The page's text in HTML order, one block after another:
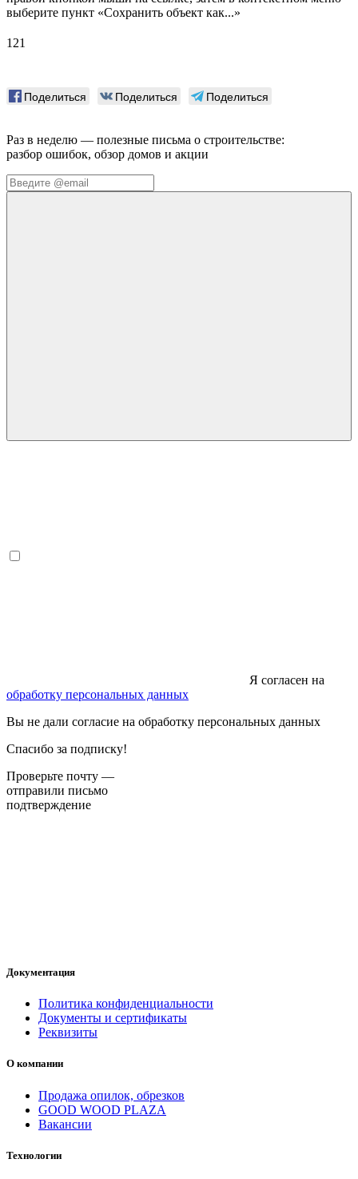
выберите пункт «Сохранить объект как...»
121
Поделиться Поделиться Поделиться
Раз в неделю — полезные письма о строительстве:
разбор ошибок, обзор домов и акции
Я согласен на
обработку персональных данных
Вы не дали согласие на обработку персональных данных
Спасибо за подписку!
Проверьте почту —
отправили письмо
подтверждение
Документация
Политика конфиденциальности
Документы и сертификаты
Реквизиты
О компании
Продажа опилок, обрезков
GOOD WOOD PLAZA
Вакансии
Технологии